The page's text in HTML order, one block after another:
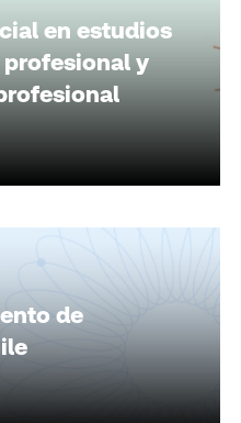
en estudios
y
de